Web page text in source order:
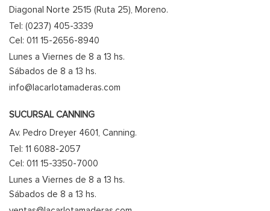
Diagonal Norte 2515 (Ruta 25), Moreno.
Tel: (0237) 405-3339
Cel: 011 15-2656-8940
Lunes a Viernes de 8 a 13 hs.
Sábados de 8 a 13 hs.
info@lacarlotamaderas.com
SUCURSAL CANNING
Av. Pedro Dreyer 4601, Canning.
Tel: 11 6088-2057
Cel: 011 15-3350-7000
Lunes a Viernes de 8 a 13 hs.
Sábados de 8 a 13 hs.